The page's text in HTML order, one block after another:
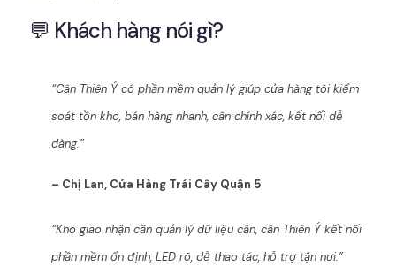
💬 Khách hàng nói gì?
“Cân Thiên Ý có phần mềm quản lý giúp cửa hàng tôi kiểm
soát tồn kho, bán hàng nhanh, cân chính xác, kết nối dễ
dàng.”
– Chị Lan, Cửa Hàng Trái Cây Quận 5
“Kho giao nhận cần quản lý dữ liệu cân, cân Thiên Ý kết nối
phần mềm ổn định, LED rõ, dễ thao tác, hỗ trợ tận nơi.”